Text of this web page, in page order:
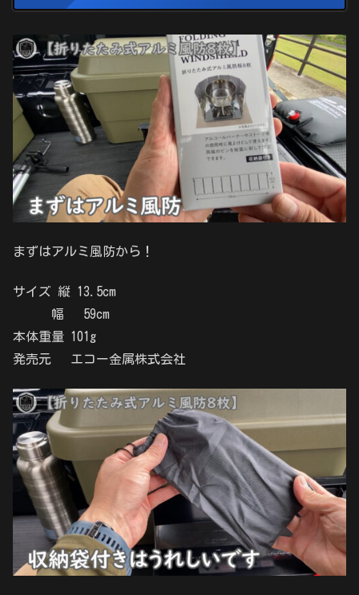
まずはアルミ風防から！
サイズ 縦 13.5cm
幅 59cm
本体重量 101g
発売元 エコー金属株式会社